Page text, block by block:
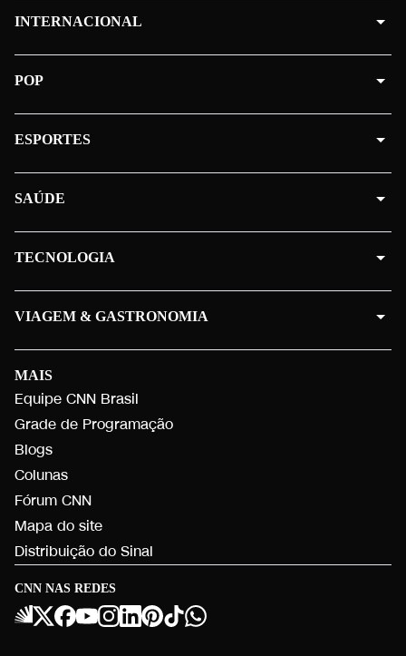
CNN NAS REDES
MAIS
Equipe CNN Brasil
Grade de Programação
Blogs
Colunas
Fórum CNN
Mapa do site
Distribuição do Sinal
INTERNACIONAL
POP
ESPORTES
SAÚDE
TECNOLOGIA
VIAGEM & GASTRONOMIA